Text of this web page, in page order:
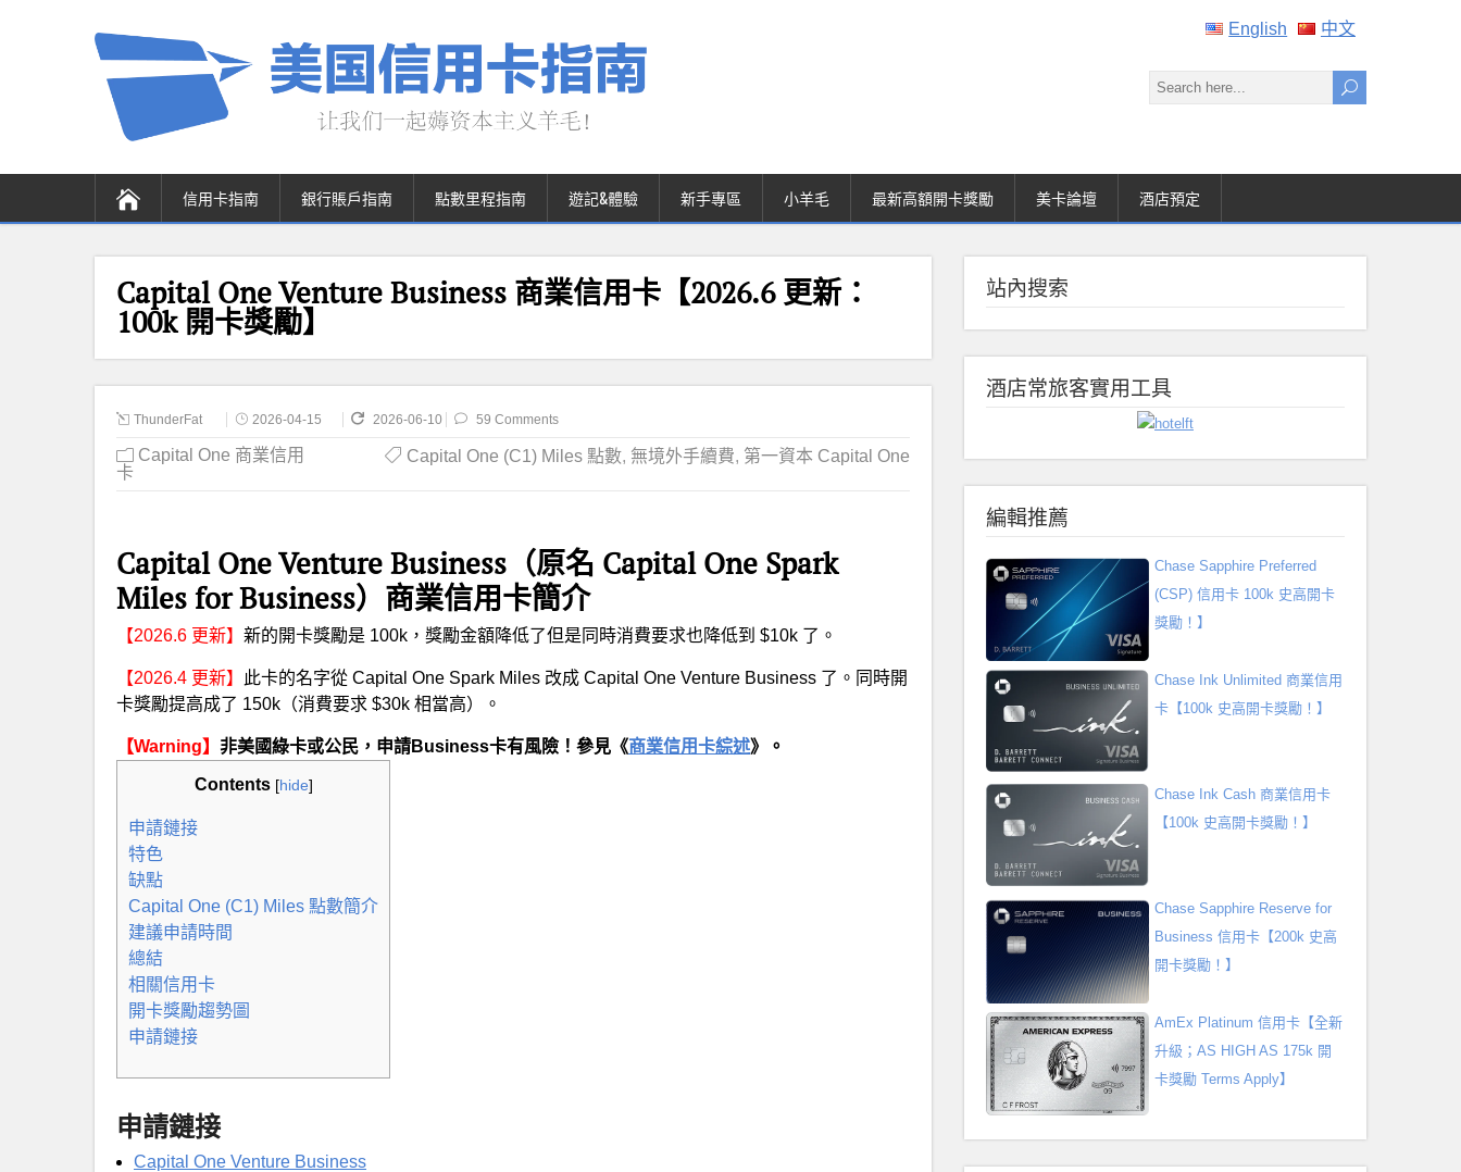
English 中文
信用卡指南 銀行賬戶指南 點數里程指南 遊記&體驗 新手專區 小羊毛 最新高額開卡獎勵 美卡論壇 酒店預定
Capital One Venture Business 商業信用卡【2026.6 更新：
100k 開卡獎勵】
ThunderFat 2026-04-15 2026-06-10 59 Comments
Capital One 商業信用
卡
Capital One (C1) Miles 點數, 無境外手續費, 第一資本 Capital One
Capital One Venture Business（原名 Capital One Spark
Miles for Business）商業信用卡簡介
【2026.6 更新】 新的開卡獎勵是 100k，獎勵金額降低了但是同時消費要求也降低到 $10k 了。
【2026.4 更新】
此卡的名字從 Capital One Spark Miles 改成 Capital One Venture Business 了。同時開
卡獎勵提高成了 150k（消費要求 $30k 相當高）。
【Warning】 非美國綠卡或公民，申請Business卡有風險！參見《商業信用卡綜述》。
Contents [hide]
申請鏈接
特色
缺點
Capital One (C1) Miles 點數簡介
建議申請時間
總結
相關信用卡
開卡獎勵趨勢圖
申請鏈接
申請鏈接
Capital One Venture Business
站內搜索
酒店常旅客實用工具
編輯推薦
Chase Sapphire Preferred
(CSP) 信用卡 100k 史高開卡
獎勵！】
Chase Ink Unlimited 商業信用
卡【100k 史高開卡獎勵！】
Chase Ink Cash 商業信用卡
【100k 史高開卡獎勵！】
Chase Sapphire Reserve for
Business 信用卡【200k 史高
開卡獎勵！】
AmEx Platinum 信用卡【全新
升級；AS HIGH AS 175k 開
卡獎勵 Terms Apply】